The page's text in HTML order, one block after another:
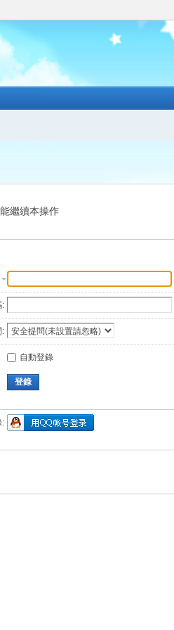
繼續本操作
:
:
自動登錄
登錄
: